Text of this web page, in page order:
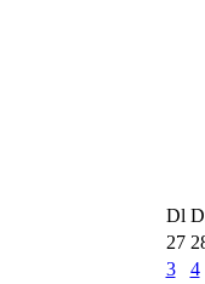
Dl
27
3
4